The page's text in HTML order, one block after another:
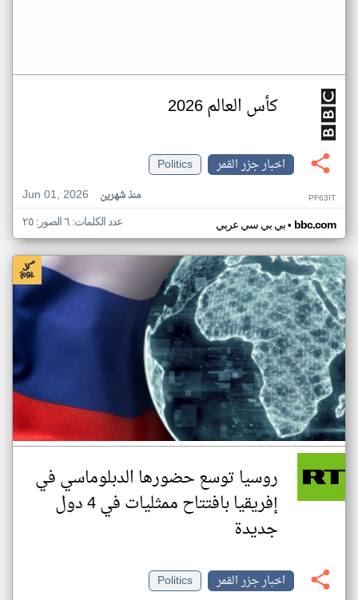
كأس العالم 2026
اخبار جزر القمر
Politics
Jun 01, 2026
منذ شهرين PF63IT
بي بي سي عربي• bbc.com عدد الكلمات: ٦ الصور: ٢٥
روسيا توسع حضورها الدبلوماسي في
إفريقيا بافتتاح ممثليات في 4 دول
جديدة
اخبار جزر القمر
Politics